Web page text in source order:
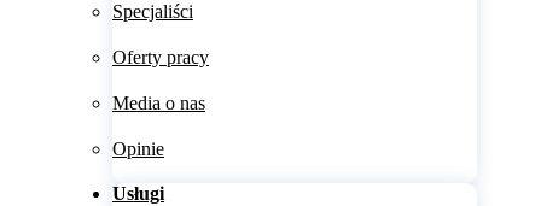
Specjaliści
Oferty pracy
Media o nas
Opinie
Usługi